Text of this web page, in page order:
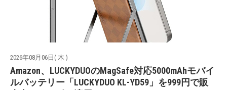
2026年08月06日( 木 )
Amazon、LUCKYDUOのMagSafe対応5000mAhモバイ
ルバッテリー「LUCKYDUO KL-YD59」を999円で販